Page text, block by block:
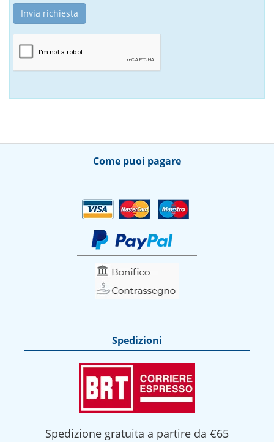
Come puoi pagare
Spedizioni
Spedizione gratuita a partire da €65